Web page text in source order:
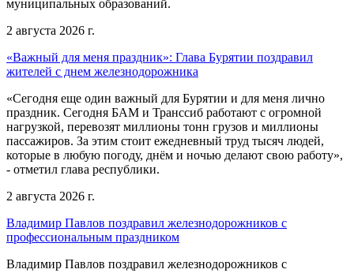
муниципальных образований.
2 августа 2026 г.
«Важный для меня праздник»: Глава Бурятии поздравил
жителей с днем железнодорожника
«Сегодня еще один важный для Бурятии и для меня лично
праздник. Сегодня БАМ и Транссиб работают с огромной
нагрузкой, перевозят миллионы тонн грузов и миллионы
пассажиров. За этим стоит ежедневный труд тысяч людей,
которые в любую погоду, днём и ночью делают свою работу»,
- отметил глава республики.
2 августа 2026 г.
Владимир Павлов поздравил железнодорожников с
профессиональным праздником
Владимир Павлов поздравил железнодорожников с